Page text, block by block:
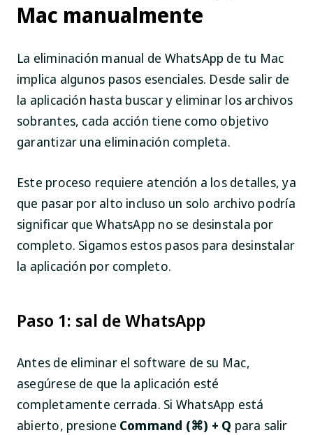
Mac manualmente
La eliminación manual de WhatsApp de tu Mac
implica algunos pasos esenciales. Desde salir de
la aplicación hasta buscar y eliminar los archivos
sobrantes, cada acción tiene como objetivo
garantizar una eliminación completa.
Este proceso requiere atención a los detalles, ya
que pasar por alto incluso un solo archivo podría
significar que WhatsApp no se desinstala por
completo. Sigamos estos pasos para desinstalar
la aplicación por completo.
Paso 1: sal de WhatsApp
Antes de eliminar el software de su Mac,
asegúrese de que la aplicación esté
completamente cerrada. Si WhatsApp está
abierto, presione Command (⌘) + Q para salir